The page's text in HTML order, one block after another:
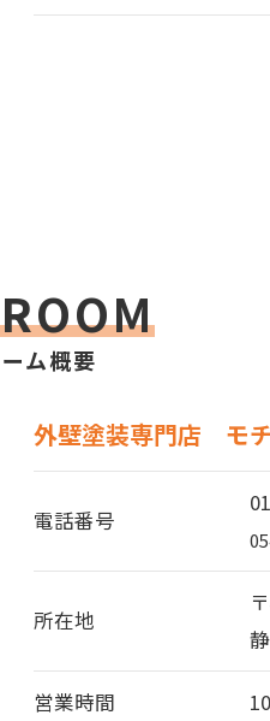
ム概要
外壁塗装専門店 モ
電話番号
所在地
営業時間